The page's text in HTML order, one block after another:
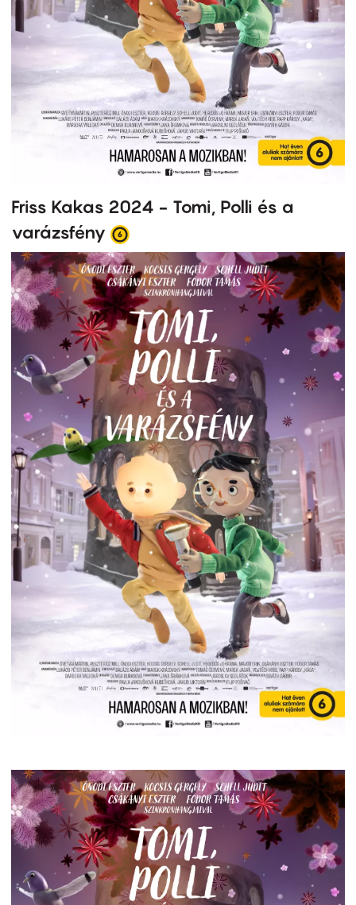
Friss Kakas 2024 - Tomi, Polli és a
varázsfény